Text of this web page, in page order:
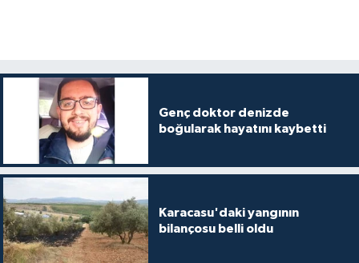
Genç doktor denizde
boğularak hayatını kaybetti
Karacasu'daki yangının
bilançosu belli oldu